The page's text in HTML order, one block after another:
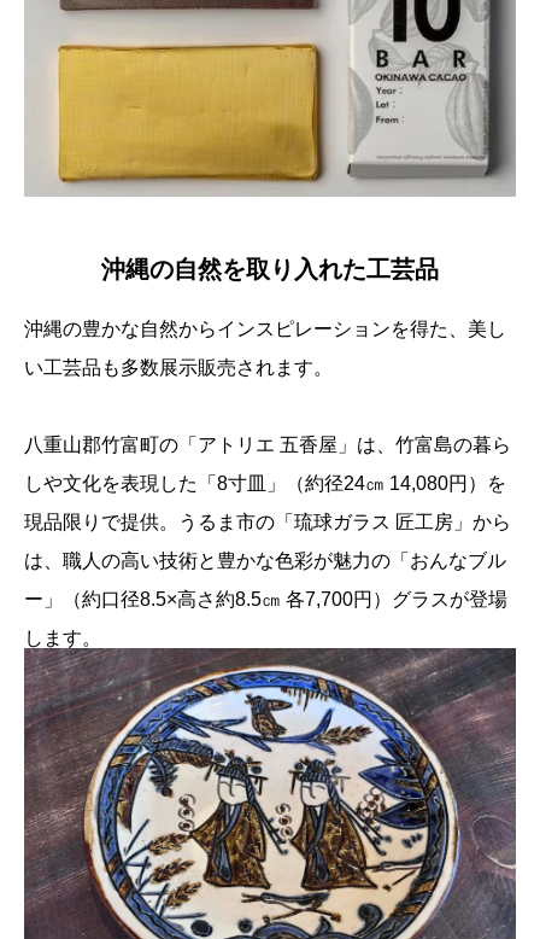
沖縄の自然を取り入れた工芸品
沖縄の豊かな自然からインスピレーションを得た、美し
い工芸品も多数展示販売されます。
八重山郡竹富町の「アトリエ 五香屋」は、竹富島の暮ら
しや文化を表現した「8寸皿」（約径24㎝ 14,080円）を
現品限りで提供。うるま市の「琉球ガラス 匠工房」から
は、職人の高い技術と豊かな色彩が魅力の「おんなブル
ー」（約口径8.5×高さ約8.5㎝ 各7,700円）グラスが登場
します。